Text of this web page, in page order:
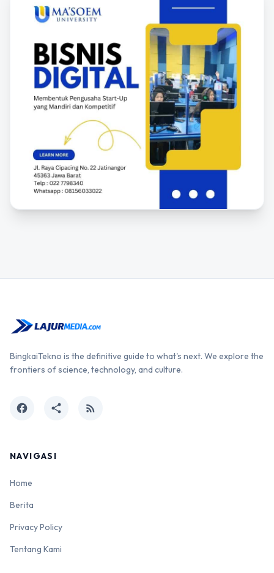
BingkaiTekno is the definitive guide to what's next. We explore the
frontiers of science, technology, and culture.
facebook share rss_feed
NAVIGASI
Home
Berita
Privacy Policy
Tentang Kami